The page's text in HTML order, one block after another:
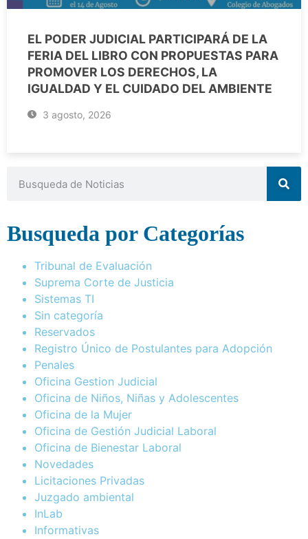
EL PODER JUDICIAL PARTICIPARÁ DE LA
FERIA DEL LIBRO CON PROPUESTAS PARA
PROMOVER LOS DERECHOS, LA
IGUALDAD Y EL CUIDADO DEL AMBIENTE
3 agosto, 2026
Busqueda por Categorías
Tribunal de Evaluación
Suprema Corte de Justicia
Sistemas TI
Sin categoría
Reservados
Registro Único de Postulantes para Adopción
Penales
Oficina Gestion Judicial
Oficina de Niños, Niñas y Adolescentes
Oficina de la Mujer
Oficina de Gestión Judicial Laboral
Oficina de Bienestar Laboral
Novedades
Licitaciones Privadas
Juzgado ambiental
InLab
Informativas